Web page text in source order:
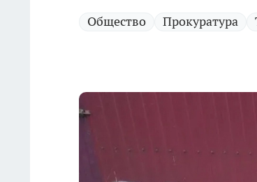
Общество Прокуратура